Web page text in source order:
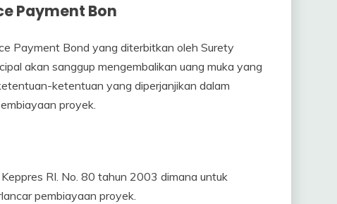
Payment Bon
Payment Bond yang diterbitkan oleh Surety
akan sanggup mengembalikan uang muka yang
ketentuan yang diperjanjikan dalam
proyek.
RI. No. 80 tahun 2003 dimana untuk
pembiayaan proyek.